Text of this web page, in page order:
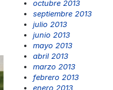
octubre 2013
septiembre 2013
julio 2013
junio 2013
mayo 2013
abril 2013
marzo 2013
febrero 2013
enero 2013